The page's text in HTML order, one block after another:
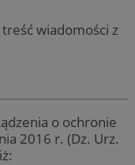
wiadomości z
o ochronie
2016 r. (Dz. Urz.